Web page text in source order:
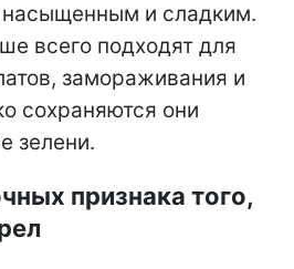
насыщенным и сладким.
всего подходят для
замораживания и
сохраняются они
зелени.
признака того,